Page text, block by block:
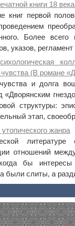
книги 18
книг первой
Более всего
указов, регламент
(В романе
и долга
«Дворянским
структуры:
этап,
жанра
литературе
отношений
бы
были слиты, а